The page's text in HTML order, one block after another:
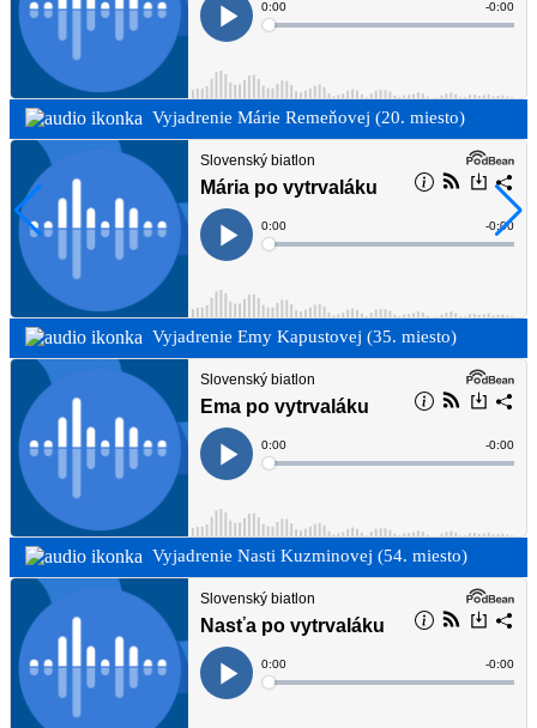
Vyjadrenie Márie Remeňovej (20. miesto)
Vyjadrenie Emy Kapustovej (35. miesto)
Vyjadrenie Nasti Kuzminovej (54. miesto)